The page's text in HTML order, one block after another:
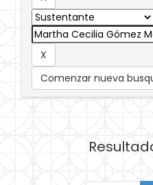
Comenzar nueva